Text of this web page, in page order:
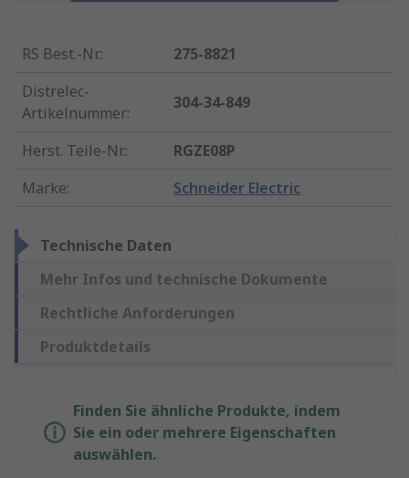
RS Best.-Nr.:
275-8821
Distrelec-
Artikelnummer:
304-34-849
Herst. Teile-Nr.:
RGZE08P
Marke: Schneider Electric
Technische Daten
Mehr Infos und technische Dokumente
Rechtliche Anforderungen
Produktdetails
Finden Sie ähnliche Produkte, indem
Sie ein oder mehrere Eigenschaften
auswählen.